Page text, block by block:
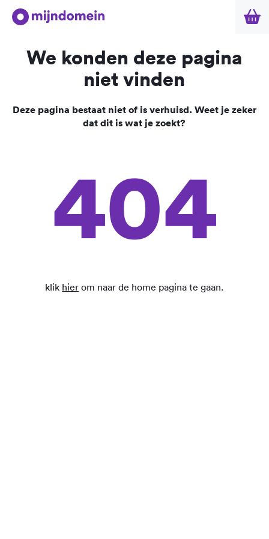
We konden deze pagina
niet vinden
Deze pagina bestaat niet of is verhuisd. Weet je zeker
dat dit is wat je zoekt?
404
klik hier om naar de home pagina te gaan.